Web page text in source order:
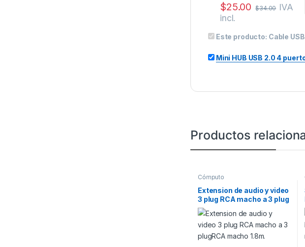
$25.00 $34.00 IVA
incl.
Este producto: Cable
Mini HUB USB 2.0 4
Productos
Cómputo
Extension de audio y video
3 plug RCA macho a 3 plug
RCA macho 1.8m.